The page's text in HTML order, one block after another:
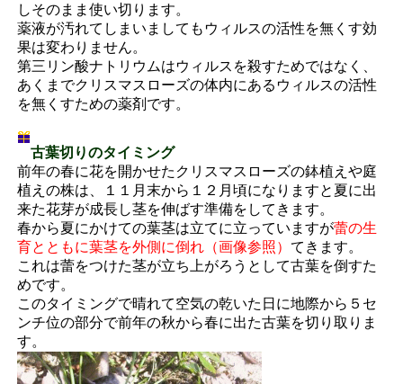
しそのまま使い切ります。
薬液が汚れてしまいましてもウィルスの活性を無くす効
果は変わりません。
第三リン酸ナトリウムはウィルスを殺すためではなく、
あくまでクリスマスローズの体内にあるウィルスの活性
を無くすための薬剤です。
古葉切りのタイミング
前年の春に花を開かせたクリスマスローズの鉢植えや庭
植えの株は、１１月末から１２月頃になりますと夏に出
来た花芽が成長し茎を伸ばす準備をしてきます。
春から夏にかけての葉茎は立てに立っていますが蕾の生
育とともに葉茎を外側に倒れ（画像参照） てきます。
これは蕾をつけた茎が立ち上がろうとして古葉を倒すた
めです。
このタイミングで晴れて空気の乾いた日に地際から５セ
ンチ位の部分で前年の秋から春に出た古葉を切り取りま
す。